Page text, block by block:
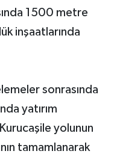
1500 metre
inşaatlarında
sonrasında
yatırım
yolunun
tamamlanarak